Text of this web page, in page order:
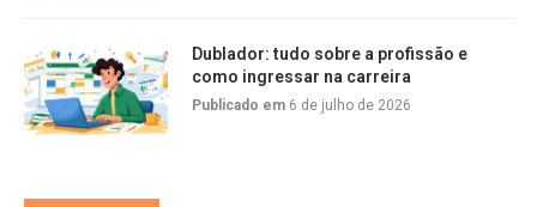
Dublador: tudo sobre a profissão e
como ingressar na carreira
Publicado em 6 de julho de 2026